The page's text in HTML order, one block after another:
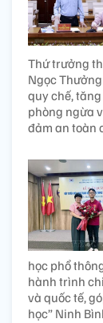
Thứ trưởng
Ngọc
quy chế,
phòng ngừa
đảm an toàn
học phổ
hành trình
và quốc tế,
học” Ninh